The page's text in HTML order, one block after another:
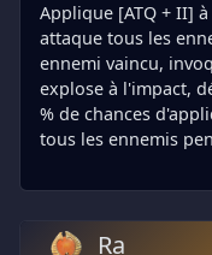
Applique [ATQ + II]
attaque tous les
ennemi vaincu,
explose à l'impact,
% de chances
tous les ennemis
Ra